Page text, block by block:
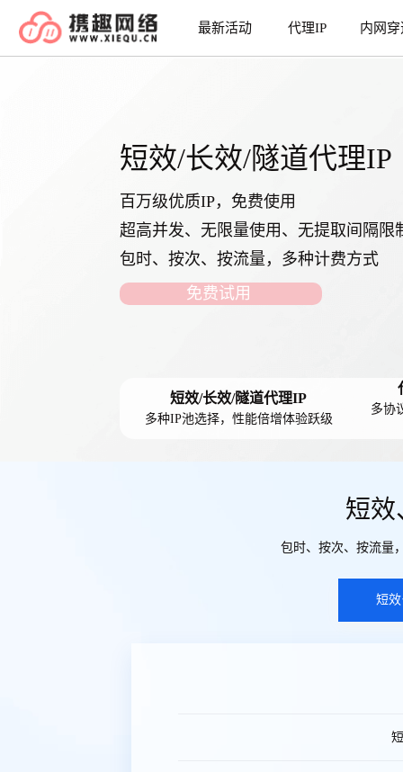
最新活动 代理IP 内网穿
短效/长效/隧道代理IP
百万级优质IP，免费使用
超高并发、无限量使用、无提取间隔限
包时、按次、按流量，多种计费方式
免费试用
短效/长效/隧道代理IP
多种IP池选择，性能倍增体验跃级
多协
短效
包时、按次、按流量
短